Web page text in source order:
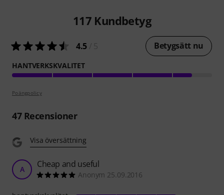
117 Kundbetyg
4.5 Betygsätt nu
HANTVERKSKVALITET
Poängpolicy
47Recensioner
Visa översättning
A Cheap and useful
Anonym 25.09.2016